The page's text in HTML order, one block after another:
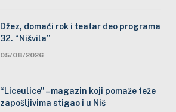
Džez, domaći rok i teatar deo programa
32. “Nišvila”
05/08/2026
“Liceulice” – magazin koji pomaže teže
zapošljivima stigao i u Niš